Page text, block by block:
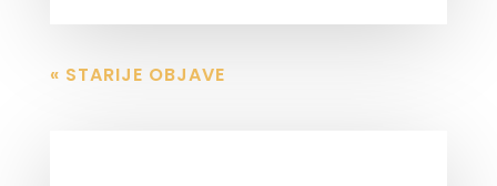
« STARIJE OBJAVE